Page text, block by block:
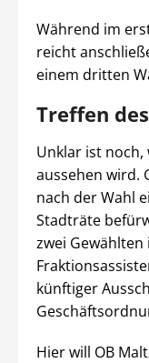
Während im
reicht
einem dritten
Treffen
Unklar ist
aussehen wird.
nach der Wahl
Stadträte
zwei
künftiger
Hier will OB